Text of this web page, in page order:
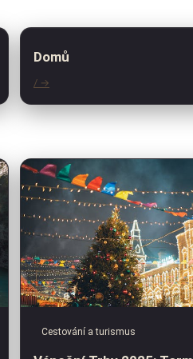
Domů
/ →
Cestování a turismus